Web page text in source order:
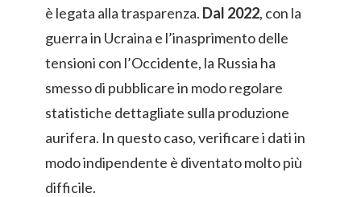
è legata alla trasparenza. Dal 2022, con la
guerra in Ucraina e l’inasprimento delle
tensioni con l’Occidente, la Russia ha
smesso di pubblicare in modo regolare
statistiche dettagliate sulla produzione
aurifera. In questo caso, verificare i dati in
modo indipendente è diventato molto più
difficile.